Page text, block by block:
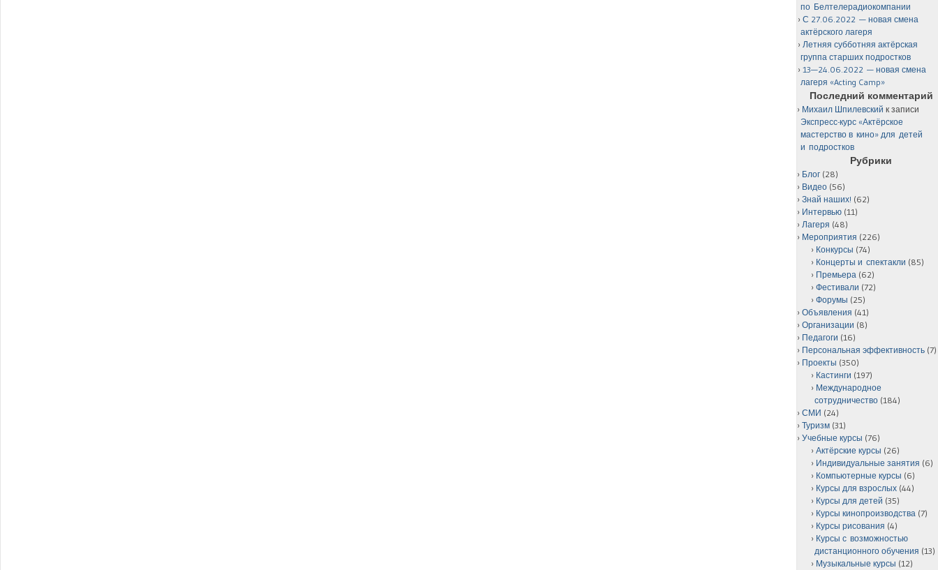
по Белтелерадиокомпании
С 27.06.2022 — новая смена
актёрского лагеря
Летняя субботняя актёрская
группа старших подростков
13—24.06.2022 — новая смена
лагеря «Acting Camp»
Последний комментарий
Михаил Шпилевский к записи
Экспресс-курс «Актёрское
мастерство в кино» для детей
и подростков
Рубрики
Блог (28)
Видео (56)
Знай наших! (62)
Интервью (11)
Лагеря (48)
Мероприятия (226)
Конкурсы (74)
Концерты и спектакли (85)
Премьера (62)
Фестивали (72)
Форумы (25)
Объявления (41)
Организации (8)
Педагоги (16)
Персональная эффективность (7)
Проекты (350)
Кастинги (197)
Международное
сотрудничество (184)
СМИ (24)
Туризм (31)
Учебные курсы (76)
Актёрские курсы (26)
Индивидуальные занятия (6)
Компьютерные курсы (6)
Курсы для взрослых (44)
Курсы для детей (35)
Курсы кинопроизводства (7)
Курсы рисования (4)
Курсы с возможностью
дистанционного обучения (13)
Музыкальные курсы (12)